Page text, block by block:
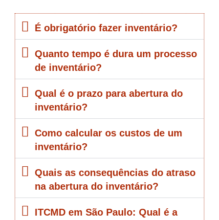
É obrigatório fazer inventário?
Quanto tempo é dura um processo
de inventário?
Qual é o prazo para abertura do
inventário?
Como calcular os custos de um
inventário?
Quais as consequências do atraso
na abertura do inventário?
ITCMD em São Paulo: Qual é a